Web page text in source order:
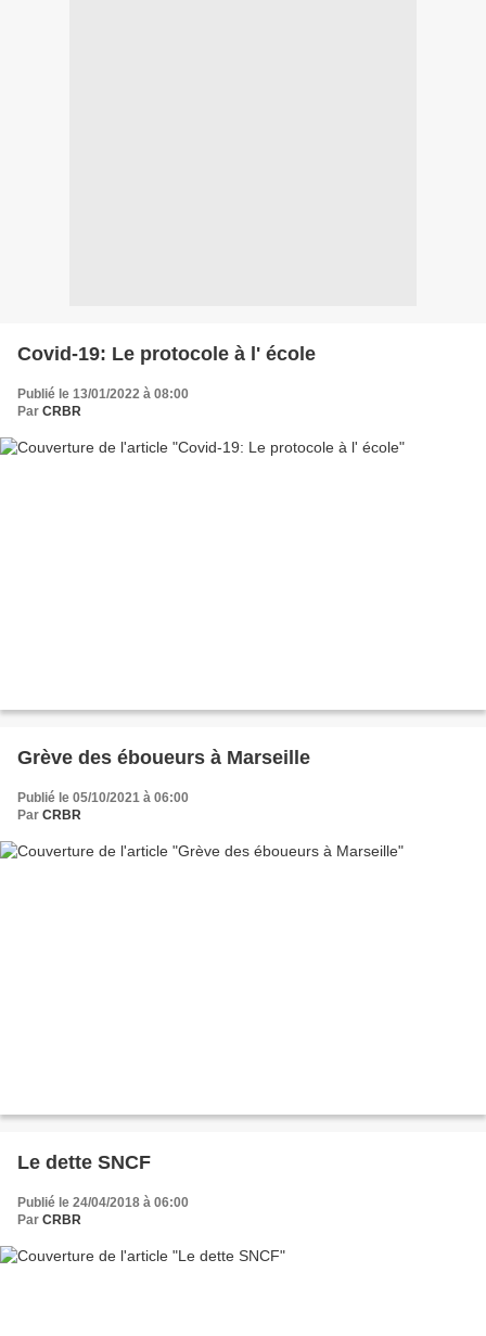
Covid-19: Le protocole à l' école
Publié le 13/01/2022 à 08:00
Par CRBR
Grève des éboueurs à Marseille
Publié le 05/10/2021 à 06:00
Par CRBR
Le dette SNCF
Publié le 24/04/2018 à 06:00
Par CRBR